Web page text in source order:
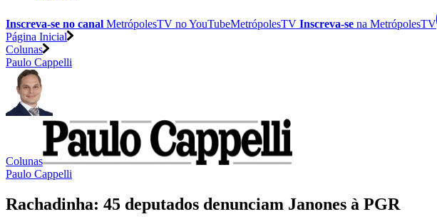
Inscreva-se no canal MetrópolesTV noYouTubeMetrópolesTV Inscreva-se na MetrópolesTV
Página Inicial
Colunas
Paulo Cappelli
Colunas
Paulo Cappelli
Rachadinha: 45 deputados denunciam Janones à PGR